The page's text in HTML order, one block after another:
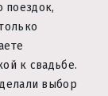
поездок,
к свадьбе.
выбор